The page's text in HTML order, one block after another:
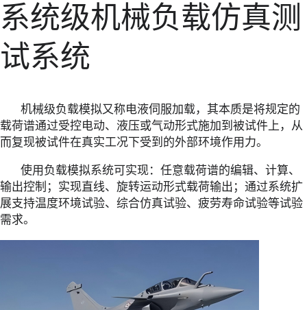
系统级机械负载仿真测
试系统
机械级负载模拟⼜称电液伺服加载，其本质是将规定的
载荷谱通过受控电动、液压或⽓动形式施加到被试件上，从
⽽复现被试件在真实⼯况下受到的外部环境作⽤⼒。
使⽤负载模拟系统可实现：任意载荷谱的编辑、计算、
输出控制；实现直线、旋转运动形式载荷输出；通过系统扩
展⽀持温度环境试验、综合仿真试验、疲劳寿命试验等试验
需求。